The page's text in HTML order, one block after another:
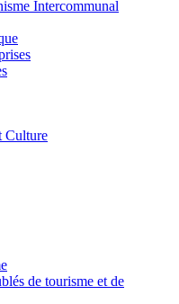
Intercommunal
Culture
de tourisme et de